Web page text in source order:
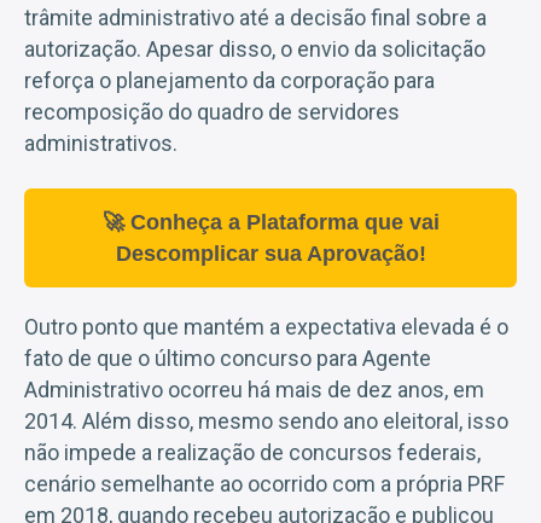
trâmite administrativo até a decisão final sobre a
autorização. Apesar disso, o envio da solicitação
reforça o planejamento da corporação para
recomposição do quadro de servidores
administrativos.
🚀 Conheça a Plataforma que vai
Descomplicar sua Aprovação!
Outro ponto que mantém a expectativa elevada é o
fato de que o último concurso para Agente
Administrativo ocorreu há mais de dez anos, em
2014. Além disso, mesmo sendo ano eleitoral, isso
não impede a realização de concursos federais,
cenário semelhante ao ocorrido com a própria PRF
em 2018, quando recebeu autorização e publicou